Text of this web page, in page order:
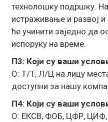
технолошку подршку.
истраживање и развој
ће учинити заједно да
испоруку на време.
П3: Који су ваши
О: Т/Т, Л/Ц на лицу
доступни за нашу
П4: Који су ваши
О: ЕКСВ, ФОБ, ЦФР,